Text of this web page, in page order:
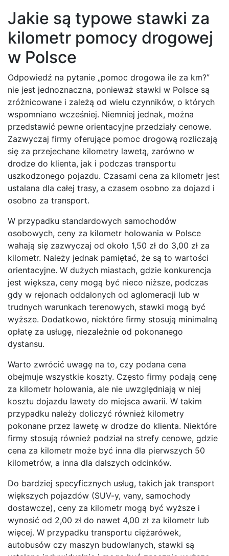
Jakie są typowe stawki za
kilometr pomocy drogowej
w Polsce
Odpowiedź na pytanie „pomoc drogowa ile za km?”
nie jest jednoznaczna, ponieważ stawki w Polsce są
zróżnicowane i zależą od wielu czynników, o których
wspomniano wcześniej. Niemniej jednak, można
przedstawić pewne orientacyjne przedziały cenowe.
Zazwyczaj firmy oferujące pomoc drogową rozliczają
się za przejechane kilometry lawetą, zarówno w
drodze do klienta, jak i podczas transportu
uszkodzonego pojazdu. Czasami cena za kilometr jest
ustalana dla całej trasy, a czasem osobno za dojazd i
osobno za transport.
W przypadku standardowych samochodów
osobowych, ceny za kilometr holowania w Polsce
wahają się zazwyczaj od około 1,50 zł do 3,00 zł za
kilometr. Należy jednak pamiętać, że są to wartości
orientacyjne. W dużych miastach, gdzie konkurencja
jest większa, ceny mogą być nieco niższe, podczas
gdy w rejonach oddalonych od aglomeracji lub w
trudnych warunkach terenowych, stawki mogą być
wyższe. Dodatkowo, niektóre firmy stosują minimalną
opłatę za usługę, niezależnie od pokonanego
dystansu.
Warto zwrócić uwagę na to, czy podana cena
obejmuje wszystkie koszty. Często firmy podają cenę
za kilometr holowania, ale nie uwzględniają w niej
kosztu dojazdu lawety do miejsca awarii. W takim
przypadku należy doliczyć również kilometry
pokonane przez lawetę w drodze do klienta. Niektóre
firmy stosują również podział na strefy cenowe, gdzie
cena za kilometr może być inna dla pierwszych 50
kilometrów, a inna dla dalszych odcinków.
Do bardziej specyficznych usług, takich jak transport
większych pojazdów (SUV-y, vany, samochody
dostawcze), ceny za kilometr mogą być wyższe i
wynosić od 2,00 zł do nawet 4,00 zł za kilometr lub
więcej. W przypadku transportu ciężarówek,
autobusów czy maszyn budowlanych, stawki są